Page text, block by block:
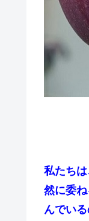
私たち
然に委
んでいる